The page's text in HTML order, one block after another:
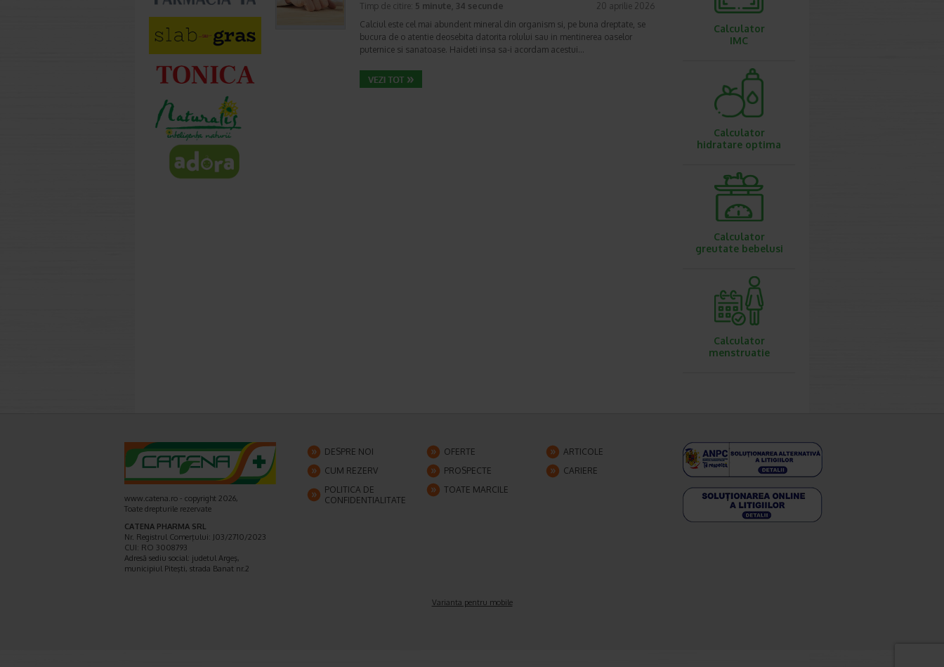
Timp de citire: 5 minute, 34 secunde
20 aprilie 2026
Calciul este cel mai abundent mineral din organism si, pe buna dreptate, se
bucura de o atentie deosebita datorita rolului sau in mentinerea oaselor
puternice si sanatoase. Haideti insa sa-i acordam acestui…
Calculator
IMC
Calculator
hidratare optima
Calculator
greutate bebelusi
Calculator
menstruatie
www.catena.ro - copyright 2026,
Toate drepturile rezervate
CATENA PHARMA SRL
Nr. Registrul Comerţului: J03/2710/2023
CUI: RO 3008793
Adresă sediu social: judetul Argeş,
municipiul Piteşti, strada Banat nr.2
DESPRE NOI OFERTE
ARTICOLE
CUM REZERV
PROSPECTE
CARIERE
POLITICA DE
CONFIDENTIALITATE
TOATE MARCILE
Varianta pentru mobile